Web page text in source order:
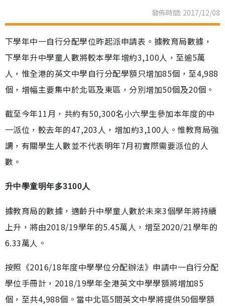
發佈時間: 2017/12/08
下學年中一自行分配學位昨起派申請表。據教育局數據，
下學年升中學童人數將較本學年增約3,100人，至逾5萬
人，惟全港的英文中學自行分配學額只增加85個，至4,988
個，增幅主要集中於北區及東區，分別增加50個及20個。
截至今年11月，共約有50,300名小六學生參加本年度的中
一派位，較去年的47,203人，增加約3,100人。惟教育局強
調，有關學生人數並不代表明年7月初實際需要派位的人
數。
升中學童明年多3100人
據教育局的數據，適齡升中學童人數於未來3個學年將持續
上升，將由2018/19學年的5.45萬人，增至2020/21學年的
6.33萬人。
按照《2016/18年度中學學位分配辦法》申請中一自行分配
學位手冊計，2018/19學年全港英文中學學額將增加85
個，至共4,988個。當中北區5間英文中學將提供50個學額